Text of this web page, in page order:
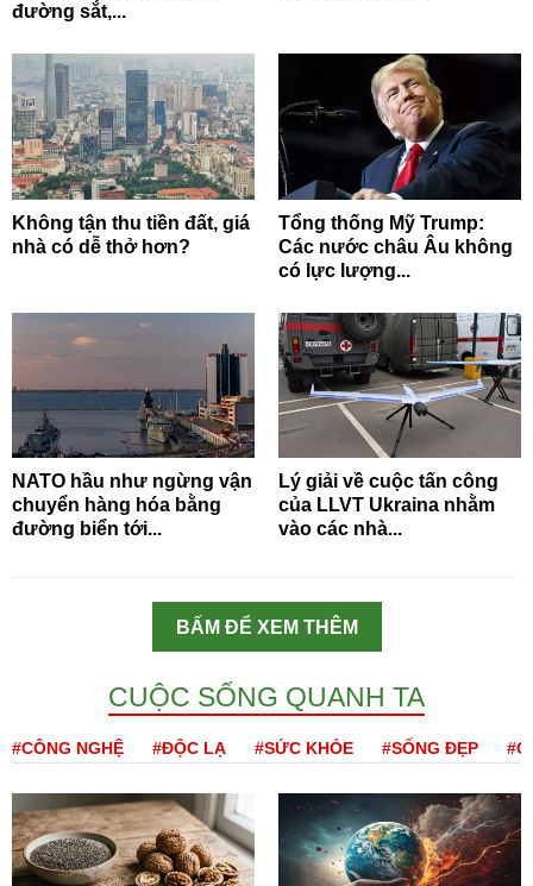
đường sắt,...
Không tận thu tiền đất, giá
nhà có dễ thở hơn?
Tổng thống Mỹ Trump:
Các nước châu Âu không
có lực lượng...
NATO hầu như ngừng vận
chuyển hàng hóa bằng
đường biển tới...
Lý giải về cuộc tấn công
của LLVT Ukraina nhằm
vào các nhà...
BẤM ĐỂ XEM THÊM
CUỘC SỐNG QUANH TA
#CÔNG NGHỆ #ĐỘC LẠ #SỨC KHỎE #SỐNG ĐẸP